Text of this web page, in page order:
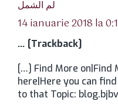
لم الشمل
14 ianuarie 2018 la
… [Trackback]
[…] Find More on|Find
here|Here you can
to that Topic: